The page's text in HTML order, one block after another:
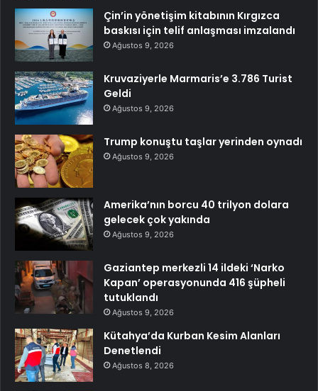
Çin’in yönetişim kitabının Kırgızca
baskısı için telif anlaşması imzalandı
Ağustos 9, 2026
Kruvaziyerle Marmaris’e 3.786 Turist
Geldi
Ağustos 9, 2026
Trump konuştu taşlar yerinden oynadı
Ağustos 9, 2026
Amerika’nın borcu 40 trilyon dolara
gelecek çok yakında
Ağustos 9, 2026
Gaziantep merkezli 14 ildeki ‘Narko
Kapan’ operasyonunda 416 şüpheli
tutuklandı
Ağustos 9, 2026
Kütahya’da Kurban Kesim Alanları
Denetlendi
Ağustos 8, 2026